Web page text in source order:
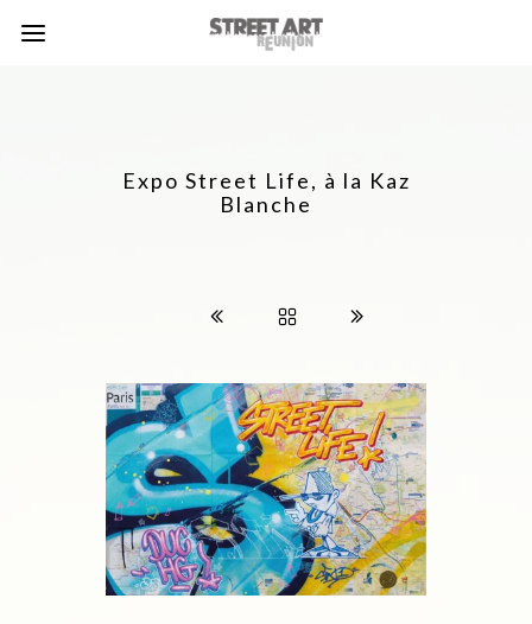
Expo Street Life, à la Kaz
Blanche